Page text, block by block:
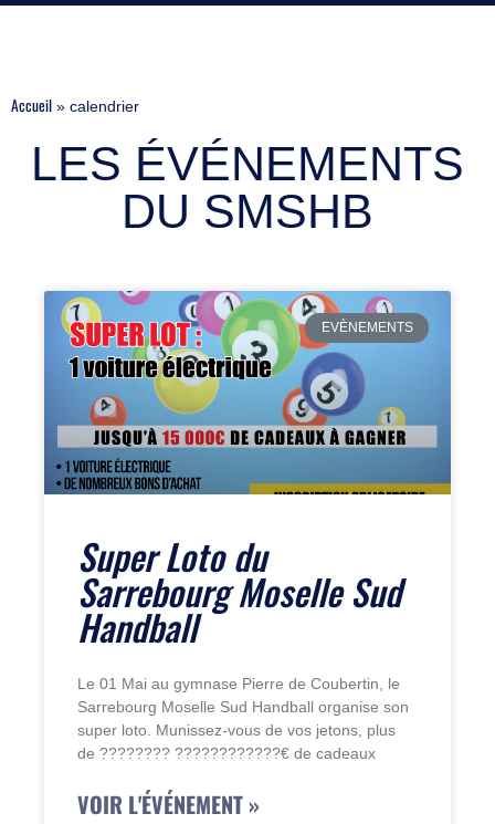
Accueil » calendrier
LES ÉVÉNEMENTS
DU SMSHB
EVÈNEMENTS
Super Loto du
Sarrebourg Moselle Sud
Handball
Le 01 Mai au gymnase Pierre de Coubertin, le
Sarrebourg Moselle Sud Handball organise son
super loto. Munissez-vous de vos jetons, plus
de ???????? ????????????€ de cadeaux
VOIR L'ÉVÉNEMENT »